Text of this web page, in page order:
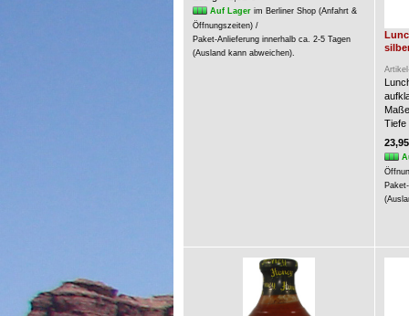
Auf Lagerim Berliner Shop (Anfahrt &
Öffnungszeiten) /
Paket-Anlieferung innerhalb ca. 2-5 Tagen
(Ausland kann abweichen).
Tiefe